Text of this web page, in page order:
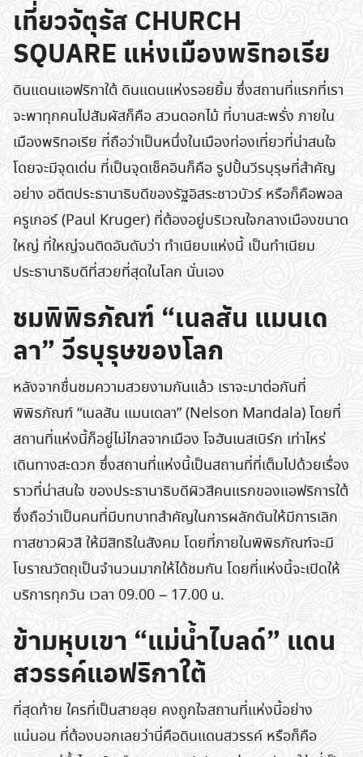
เที่ยวจัตุรัส CHURCH
SQUARE แห่งเมืองพริทอเรีย
ดินแดนแอฟริกาใต้ ดินแดนแห่งรอยยิ้ม ซึ่งสถานที่แรกที่เรา
จะพาทุกคนไปสัมผัสก็คือ สวนดอกไม้ ที่บานสะพรั่ง ภายใน
เมืองพริทอเรีย ที่ถือว่าเป็นหนึ่งในเมืองท่องเที่ยวที่น่าสนใจ
โดยจะมีจุดเด่น ที่เป็นจุดเช็คอินก็คือ รูปปั้นวีรบุรุษที่สำคัญ
อย่าง อดีตประธานาธิบดีของรัฐอิสระชาวบัวร์ หรือก็คือพอล
ครูเกอร์ (Paul Kruger) ที่ต้องอยู่บริเวณใจกลางเมืองขนาด
ใหญ่ ที่ใหญ่จนติดอันดับว่า ทำเนียบแห่งนี้ เป็นทำเนียม
ประธานาธิบดีที่สวยที่สุดในโลก นั่นเอง
ชมพิพิธภัณฑ์ “เนลสัน แมนเด
ลา” วีรบุรุษของโลก
หลังจากชื่นชมความสวยงามกันแล้ว เราจะมาต่อกันที่
พิพิธภัณฑ์ “เนลสัน แมนเดลา” (Nelson Mandala) โดยที่
สถานที่แห่งนี้ก็อยู่ไม่ไกลจากเมือง โจฮันเนสเบิร์ก เท่าไหร่
เดินทางสะดวก ซึ่งสถานที่แห่งนี้เป็นสถานที่ที่เต็มไปด้วยเรื่อง
ราวที่น่าสนใจ ของประธานาธิบดีผิวสีคนแรกของแอฟริการใต้
ซึ่งถือว่าเป็นคนที่มีบทบาทสำคัญในการผลักดันให้มีการเลิก
ทาสชาวผิวสี ให้มีสิทธิในสังคม โดยที่ภายในพิพิธภัณฑ์จะมี
โบราณวัตถุเป็นจำนวนมากให้ได้ชมกัน โดยที่แห่งนี้จะเปิดให้
บริการทุกวัน เวลา 09.00 – 17.00 น.
ข้ามหุบเขา “แม่น้ำไบลด์” แดน
สวรรค์แอฟริกาใต้
ที่สุดท้าย ใครที่เป็นสายลุย คงถูกใจสถานที่แห่งนี้อย่าง
แน่นอน ที่ต้องบอกเลยว่านี่คือดินแดนสวรรค์ หรือก็คือ